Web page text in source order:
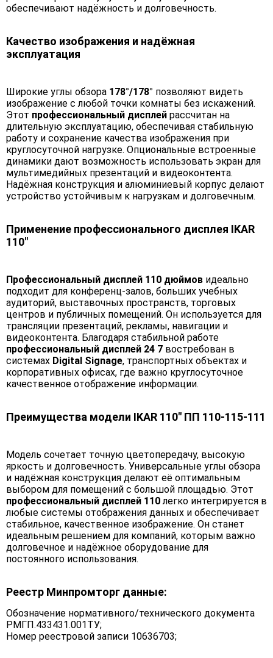
обеспечивают надёжность и долговечность.
Качество изображения и надёжная
эксплуатация
Широкие углы обзора 178°/178° позволяют видеть
изображение с любой точки комнаты без искажений.
Этот профессиональный дисплей рассчитан на
длительную эксплуатацию, обеспечивая стабильную
работу и сохранение качества изображения при
круглосуточной нагрузке. Опциональные встроенные
динамики дают возможность использовать экран для
мультимедийных презентаций и видеоконтента.
Надёжная конструкция и алюминиевый корпус делают
устройство устойчивым к нагрузкам и долговечным.
Применение профессионального дисплея IKAR
110"
Профессиональный дисплей 110 дюймов идеально
подходит для конференц-залов, больших учебных
аудиторий, выставочных пространств, торговых
центров и публичных помещений. Он используется для
трансляции презентаций, рекламы, навигации и
видеоконтента. Благодаря стабильной работе
профессиональный дисплей 24 7 востребован в
системах Digital Signage, транспортных объектах и
корпоративных офисах, где важно круглосуточное
качественное отображение информации.
Преимущества модели IKAR 110" ПП 110-115-111
Модель сочетает точную цветопередачу, высокую
яркость и долговечность. Универсальные углы обзора
и надёжная конструкция делают её оптимальным
выбором для помещений с большой площадью. Этот
профессиональный дисплей 110легко интегрируется в
любые системы отображения данных и обеспечивает
стабильное, качественное изображение. Он станет
идеальным решением для компаний, которым важно
долговечное и надёжное оборудование для
постоянного использования.
Реестр Минпромторг данные:
Обозначение нормативного/технического документа
РМГП.433431.001ТУ;
Номер реестровой записи 10636703;